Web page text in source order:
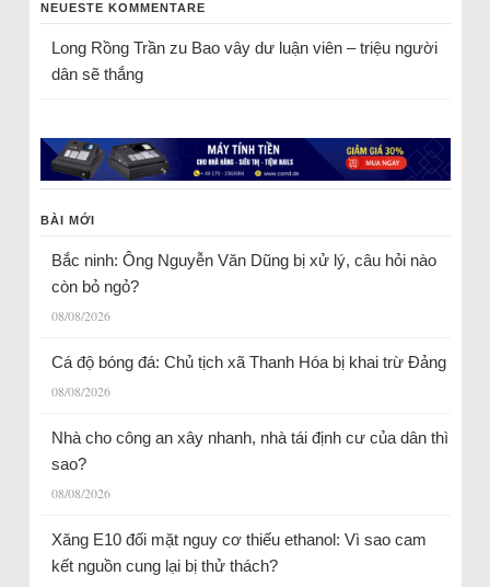
NEUESTE KOMMENTARE
Long Rồng Trầnzu Bao vây dư luận viên – triệu người
dân sẽ thắng
BÀI MỚI
Bắc ninh: Ông Nguyễn Văn Dũng bị xử lý, câu hỏi nào
còn bỏ ngỏ?
08/08/2026
Cá độ bóng đá: Chủ tịch xã Thanh Hóa bị khai trừ Đảng
08/08/2026
Nhà cho công an xây nhanh, nhà tái định cư của dân thì
sao?
08/08/2026
Xăng E10 đối mặt nguy cơ thiếu ethanol: Vì sao cam
kết nguồn cung lại bị thử thách?